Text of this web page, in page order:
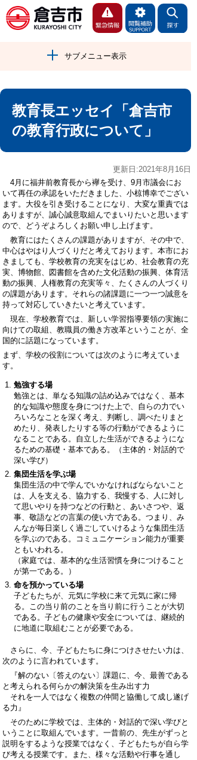
サブメニュー表示
教育長エッセイ「倉吉市
の教育行政について」
更新日:2021年8月16日
4月に福井前教育長から襷を受け、9月市議会にお
いて再任の承認をいただきました、小椋博幸でござい
ます。大役を引き受けることになり、大変な重責では
ありますが、誠心誠意取組んでまいりたいと思います
ので、どうぞよろしくお願い申し上げます。
教育にはたくさんの課題がありますが、その中で、
中心はやはり人づくりだと考えております。本市にお
きましても、学校教育の充実をはじめ、社会教育の充
実、博物館、図書館を含めた文化活動の振興、体育活
動の振興、人権教育の充実等々、たくさんの人づくり
の課題があります。それらの諸課題に一つ一つ誠意を
持って対応していきたいと考えています。
現在、学校教育では、新しい学習指導要領の実施に
向けての取組、教職員の働き方改革ということが、全
国的に話題になっています。
まず、学校の役割については次のように考えていま
す。
勉強する場
勉強とは、単なる知識の詰め込みではなく、基本
的な知識や態度を身につけた上で、自らの力でい
ろいろなことを深く考え、判断し、調べたりまと
めたり、発表したりする等の行動ができるように
なることである。自立した生活ができるようにな
るための基礎・基本である。（主体的・対話的で
深い学び）
集団生活を学ぶ場
集団生活の中で学んでいかなければならないこと
は、人を支える、協力する、我慢する、人に対し
て思いやりを持つなどの行動と、あいさつや、返
事、敬語などの言葉の使い方である。つまり、み
んなが毎日楽しく過ごしていけるような集団生活
を学ぶのである。コミュニケーション能力が重要
ともいわれる。
（家庭では、基本的な生活習慣を身につけること
が第一である。）
命を預かっている場
子どもたちが、元気に学校に来て元気に家に帰
る。この当り前のことを当り前に行うことが大切
である。子どもの健康や安全については、継続的
に地道に取組むことが必要である。
さらに、今、子どもたちに身につけさせたい力は、
次のように言われています。
『解のない〔答えのない〕課題に、今、最善である
と考えられる何らかの解決策を生み出す力
それを一人ではなく複数の仲間と協働して成し遂げ
る力』
そのために学校では、主体的・対話的で深い学びと
いうことに取組んでいます。一昔前の、先生がずっと
説明をするような授業ではなく、子どもたちが自ら学
び考える授業です。また、様々な活動や行事を通し